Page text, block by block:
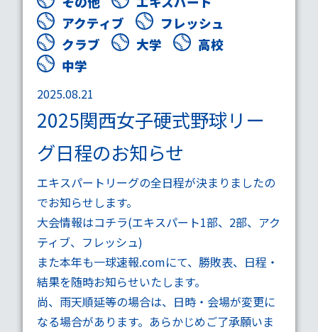
アクティブ
フレッシュ
クラブ
大学
高校
中学
2025.08.21
2025関西女子硬式野球リー
グ日程のお知らせ
エキスパートリーグの全日程が決まりましたの
でお知らせします。
大会情報はコチラ(エキスパート1部、 2部、 アク
ティブ、 フレッシュ)
また本年も一球速報.comにて、勝敗表、日程・
結果を随時お知らせいたします。
尚、雨天順延等の場合は、日時・会場が変更に
なる場合があります。あらかじめご了承願いま